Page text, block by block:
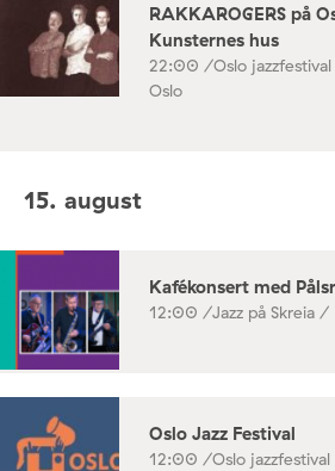
RAKKAROGERS på
Kunsternes hus
22:00 /Oslo
Oslo
15. august
Kafékonsert med
12:00 /Jazz på Skreia
Oslo Jazz Festival
12:00 /Oslo